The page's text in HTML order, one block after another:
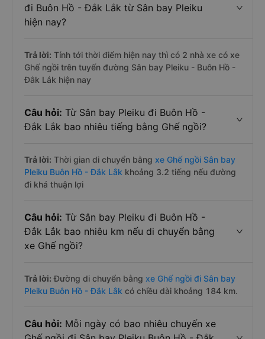
đi Buôn Hồ - Đắk Lắk từ Sân bay Pleiku
hiện nay?
Trả lời: Tính tới thời điểm hiện nay thì có 2 nhà xe có xe
Ghế ngồi trên tuyến đường Sân bay Pleiku - Buôn Hồ -
Đắk Lắk hiện nay
Câu hỏi: Từ Sân bay Pleiku đi Buôn Hồ -
Đắk Lắk bao nhiêu tiếng bằng Ghế ngồi?
Trả lời: Thời gian di chuyển bằng xe Ghế ngồi Sân bay
Pleiku Buôn Hồ - Đắk Lắk khoảng 3.2 tiếng nếu đường
đi khá thuận lợi
Câu hỏi: Từ Sân bay Pleiku đi Buôn Hồ -
Đắk Lắk bao nhiêu km nếu di chuyển bằng
xe Ghế ngồi?
Trả lời: Đường di chuyển bằng xe Ghế ngồi đi Sân bay
Pleiku Buôn Hồ - Đắk Lắk có chiều dài khoảng 184 km.
Câu hỏi: Mỗi ngày có bao nhiêu chuyến xe